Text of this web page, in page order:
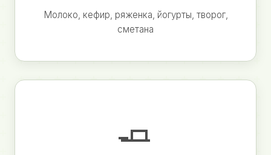
Молоко, кефир, ряженка, йогурты, творог,
сметана
🧈